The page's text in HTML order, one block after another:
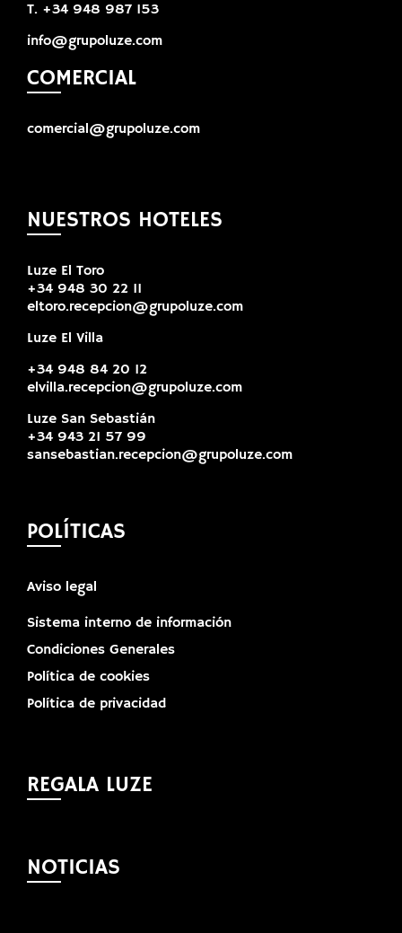
T. +34 948 987 153
info@grupoluze.com
COMERCIAL
comercial@grupoluze.com
NUESTROS HOTELES
Luze El Toro
+34 948 30 22 11
eltoro.recepcion@grupoluze.com
Luze El Villa
+34 948 84 20 12
elvilla.recepcion@grupoluze.com
Luze San Sebastián
+34 943 21 57 99
sansebastian.recepcion@grupoluze.com
POLÍTICAS
Aviso legal
Sistema interno de información
Condiciones Generales
Política de cookies
Política de privacidad
REGALA LUZE
NOTICIAS